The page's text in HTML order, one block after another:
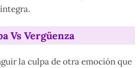
Vs Vergüenza
la culpa de otra emoción que